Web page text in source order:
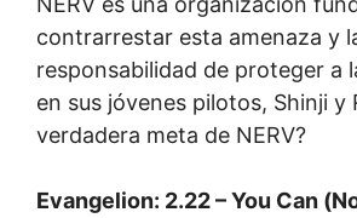
contrarrestar esta amenaza y
responsabilidad de proteger a
en sus jóvenes pilotos, Shinji y
verdadera meta de NERV?
Evangelion: 2.22 – You Can